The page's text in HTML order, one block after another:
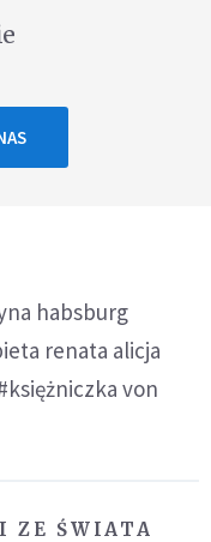
habsburg
renata alicja
von
ZE ŚWIATA